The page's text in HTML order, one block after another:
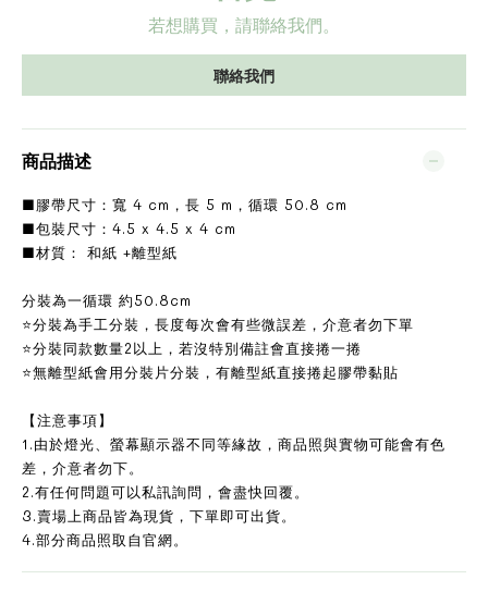
若想購買，請聯絡我們。
聯絡我們
商品描述
■膠帶尺寸：寬 4 cm，長 5 m，循環 50.8 cm
■包裝尺寸：4.5 x 4.5 x 4 cm
■材質： 和紙 +離型紙
分裝為一循環 約50.8cm
⭐分裝為手工分裝，長度每次會有些微誤差，介意者勿下單
⭐分裝同款數量2以上，若沒特別備註會直接捲一捲
⭐無離型紙會用分裝片分裝，有離型紙直接捲起膠帶黏貼
【注意事項】
1.由於燈光、螢幕顯示器不同等緣故，商品照與實物可能會有色
差，介意者勿下。
2.有任何問題可以私訊詢問，會盡快回覆。
3.賣場上商品皆為現貨，下單即可出貨。
4.部分商品照取自官網。